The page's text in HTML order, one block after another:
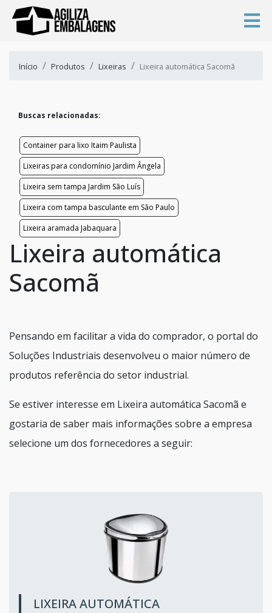
Início Produtos Lixeiras Lixeira automática Sacomã
Buscas relacionadas:
Container para lixo Itaim Paulista
Lixeiras para condomínio Jardim Ângela
Lixeira sem tampa Jardim São Luís
Lixeira com tampa basculante em São Paulo
Lixeira aramada Jabaquara
Lixeira automática
Sacomã
Pensando em facilitar a vida do comprador, o portal do
Soluções Industriais desenvolveu o maior número de
produtos referência do setor industrial.
Se estiver interesse em Lixeira automática Sacomã e
gostaria de saber mais informações sobre a empresa
selecione um dos fornecedores a seguir:
LIXEIRA AUTOMÁTICA